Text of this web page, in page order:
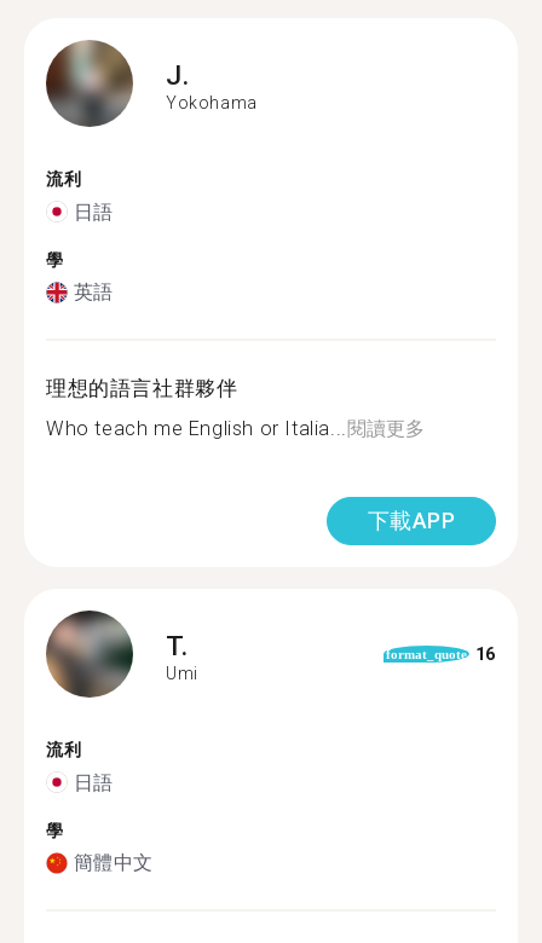
J.
Yokohama
流利
日語
學
英語
理想的語言社群夥伴
Who teach me English or Italia...閱讀更多
下載APP
T.
Umi
format_quote 16
流利
日語
學
簡體中文